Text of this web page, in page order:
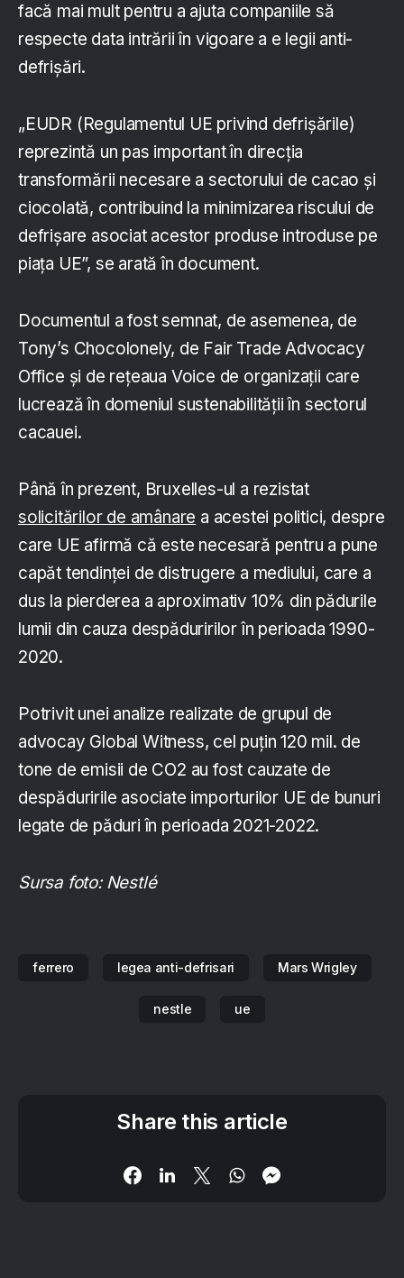
facă mai mult pentru a ajuta companiile să
respecte data intrării în vigoare a e legii anti-
defrișări.
„EUDR (Regulamentul UE privind defrișările)
reprezintă un pas important în direcția
transformării necesare a sectorului de cacao și
ciocolată, contribuind la minimizarea riscului de
defrișare asociat acestor produse introduse pe
piața UE”, se arată în document.
Documentul a fost semnat, de asemenea, de
Tony’s Chocolonely, de Fair Trade Advocacy
Office și de rețeaua Voice de organizații care
lucrează în domeniul sustenabilității în sectorul
cacauei.
Până în prezent, Bruxelles-ul a rezistat
solicitărilor de amânare a acestei politici, despre
care UE afirmă că este necesară pentru a pune
capăt tendinței de distrugere a mediului, care a
dus la pierderea a aproximativ 10% din pădurile
lumii din cauza despăduririlor în perioada 1990-
2020.
Potrivit unei analize realizate de grupul de
advocay Global Witness, cel puțin 120 mil. de
tone de emisii de CO2 au fost cauzate de
despăduririle asociate importurilor UE de bunuri
legate de păduri în perioada 2021-2022.
Sursa foto: Nestlé
ferrero legea anti-defrisari Mars Wrigley
nestle ue
Share this article